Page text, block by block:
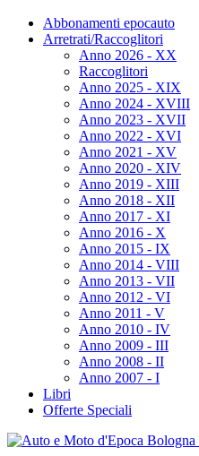
Abbonamenti epocauto
Arretrati/Raccoglitori
Anno 2026 - XX
Raccoglitori
Anno 2025 - XIX
Anno 2024 - XVIII
Anno 2023 - XVII
Anno 2022 - XVI
Anno 2021 - XV
Anno 2020 - XIV
Anno 2019 - XIII
Anno 2018 - XII
Anno 2017 - XI
Anno 2016 - X
Anno 2015 - IX
Anno 2014 - VIII
Anno 2013 - VII
Anno 2012 - VI
Anno 2011 - V
Anno 2010 - IV
Anno 2009 - III
Anno 2008 - II
Anno 2007 - I
Libri
Offerte Speciali